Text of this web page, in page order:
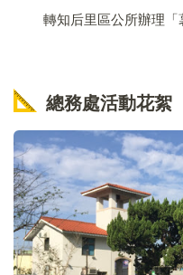
轉知后里區公所辦理「薯於你的后花
總務處活動花絮